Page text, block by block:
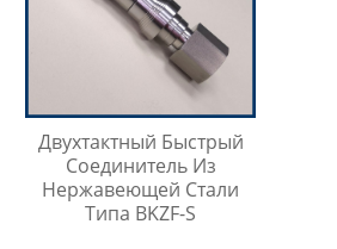
Двухтактный Быстрый
Соединитель Из
Нержавеющей Стали
Типа BKZF-S